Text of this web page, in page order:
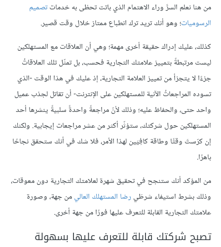
من هنا نعلم السرَّ وراء الاهتمام الذي باتت تحظى به خدماتتصميم
الرسوميات؛ وهو أنك تريد ترك انطباع ممتاز خلال وقت قصير.
كذلك، عليك إدراك حقيقة أخرى مهمة؛ وهي أن العلاقات مع المستهلكين
ليست مرتبطةً بتمييز علامتك التجارية فحسب، بل تمثّل تلك العلاقاتُ
جزءًا لا يتجزأ من تمييز العلامة التجارية، إذ عليك في هذا الوقت -الذي
تسوده المراجعاتُ الآنية للمستهلكين على الإنترنت- أن تقاتل لجذب عميل
واحد حتى، والحفاظ عليه؛ وذلك لأنّ مراجعةً واحدةً سلبيةً ينشرها أحد
المستهلكين حول شركتك، ستؤثّر أكثر من عشر مراجعات إيجابية. ولكنك
إن كرّستَ وقتًا وطاقة كافِيَين لهذا الأمر، فلا شك في أنك ستحقق نجاحًا
باهرًا.
من المؤكد أنك ستنجح في تحقيق شهرة لعلامتك التجارية دون معوقات،
وذلك بشرط استيفاء شرطَي رضا المستهلك العاليمن جهة، وصورة
علامتك التجارية القابلة للتعرف عليها فورًا من جهة أخرى.
تصبح شركتك قابلة للتعرف عليها بسهولة